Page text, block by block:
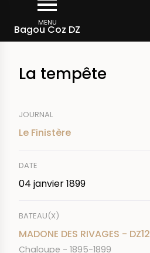
contenu
MENU
Bagou Coz DZ
d'Ariane
Rechercher dans la presse
La tempête
JOURNAL
Le Finistère
DATE
04 janvier 1899
BATEAU(X)
MADONE DES RIVAGES - DZ12
Chaloupe - 1895-1899